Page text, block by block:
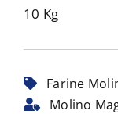
10 Kg
Farine
Molino